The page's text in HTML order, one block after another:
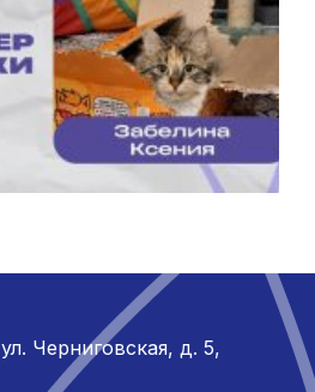
ул. Черниговская, д. 5,